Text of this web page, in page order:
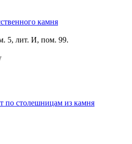
камня
5, лит. И, пом. 99.
по столешницам из камня